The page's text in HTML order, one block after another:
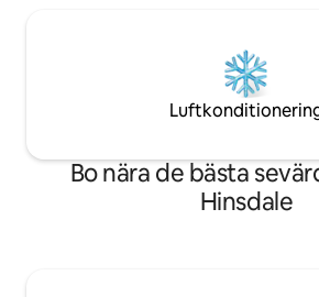
Bo nära de bästa
Hinsdale